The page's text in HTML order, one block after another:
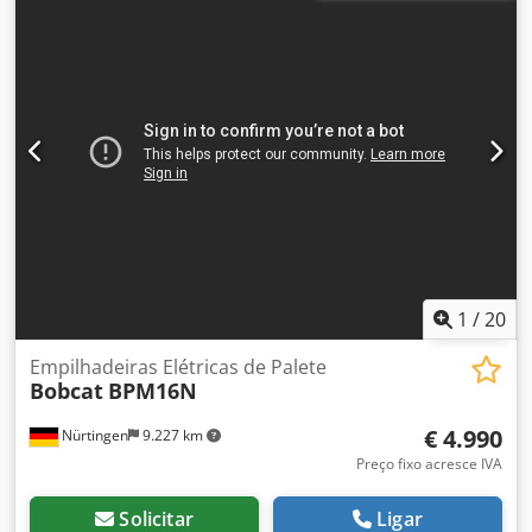
1 /20
Nürtingen 9.227 km
Empilhadeiras Elétricas de Palete
Bobcat BPM16N
€ 4.990
Preço fixo acresce IVA
Solicitar Ligar